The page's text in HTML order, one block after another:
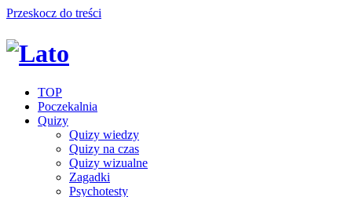
Przeskocz do treści
TOP
Poczekalnia
Quizy
Quizy wiedzy
Quizy na czas
Quizy wizualne
Zagadki
Psychotesty